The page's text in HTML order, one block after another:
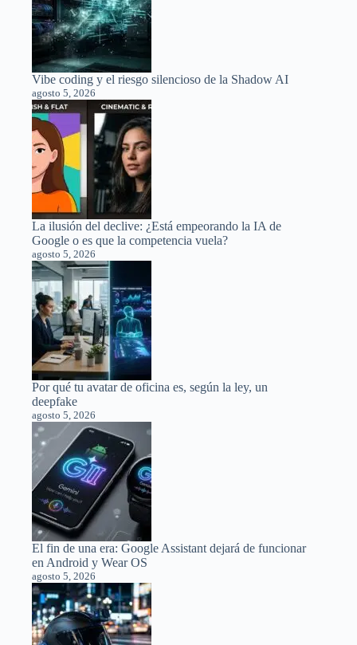
Vibe coding y el riesgo silencioso de la Shadow AI
agosto 5, 2026
La ilusión del declive: ¿Está empeorando la IA de
Google o es que la competencia vuela?
agosto 5, 2026
Por qué tu avatar de oficina es, según la ley, un
deepfake
agosto 5, 2026
El fin de una era: Google Assistant dejará de funcionar
en Android y Wear OS
agosto 5, 2026